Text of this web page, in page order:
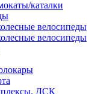
каталки
велосипеды
велосипеды
ДСК